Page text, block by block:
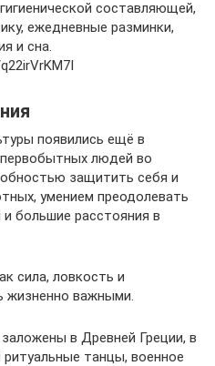
составляющей,
ежедневные разминки,
и сна.
появились ещё в
людей во
защитить себя и
умением преодолевать
большие расстояния в
сила, ловкость и
жизненно важными.
в Древней Греции, в
танцы, военное